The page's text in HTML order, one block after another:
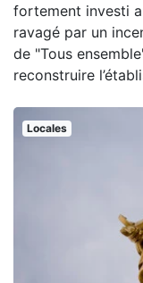
fortement investi
ravagé par un
de "Tous
reconstruire
Locales